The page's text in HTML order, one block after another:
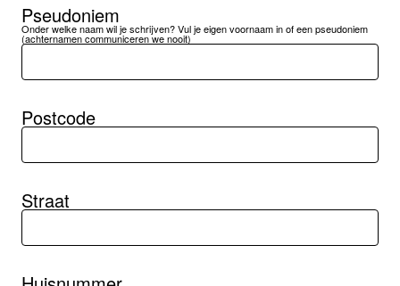
Pseudoniem
Onder welke naam wil je schrijven? Vul je eigen voornaam in of een pseudoniem
(achternamen communiceren we nooit)
Postcode
Straat